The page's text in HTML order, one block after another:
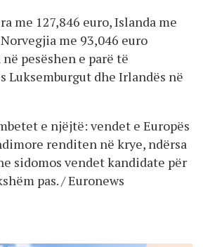
me 127,846 euro, Islanda me
me 93,046 euro
pesëshen e parë të
Luksemburgut dhe Irlandës në
e njëjtë: vendet e Europës
renditen në krye, ndërsa
sidomos vendet kandidate për
pas. / Euronews